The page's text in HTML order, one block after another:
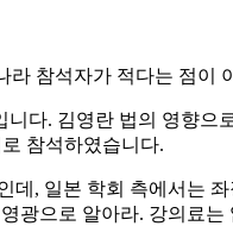
참석자가 적다는 점
다. 김영란 법의 영향
참석하였습니다.
데, 일본 학회 측에서
광으로 알아라. 강의료는